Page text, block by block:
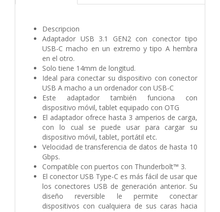
Descripcion
Adaptador USB 3.1 GEN2 con conector tipo
USB-C macho en un extremo y tipo A hembra
en el otro.
Solo tiene 14mm de longitud.
Ideal para conectar su dispositivo con conector
USB A macho a un ordenador con USB-C
Este adaptador también funciona con
dispositivo móvil, tablet equipado con OTG
El adaptador ofrece hasta 3 amperios de carga,
con lo cual se puede usar para cargar su
dispositivo móvil, tablet, portátil etc.
Velocidad de transferencia de datos de hasta 10
Gbps.
Compatible con puertos con Thunderbolt™ 3.
El conector USB Type-C es más fácil de usar que
los conectores USB de generación anterior. Su
diseño reversible le permite conectar
dispositivos con cualquiera de sus caras hacia